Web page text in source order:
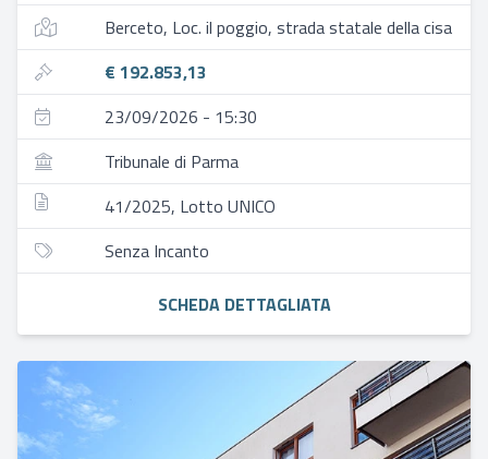
Berceto, Loc. il poggio, strada statale della cisa
€ 192.853,13
23/09/2026 - 15:30
Tribunale di Parma
41/2025, Lotto UNICO
Senza Incanto
SCHEDA DETTAGLIATA